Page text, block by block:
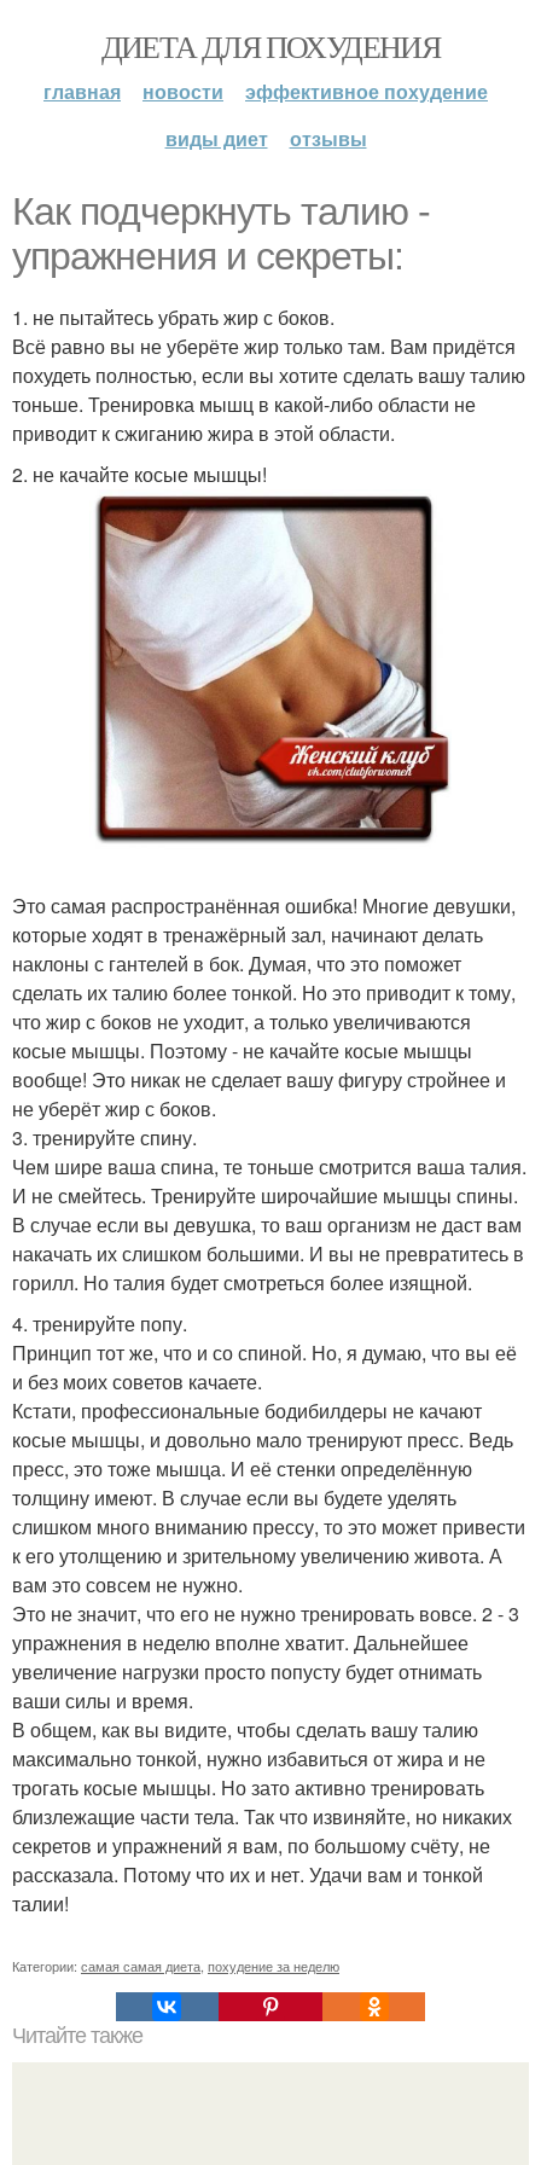
ДИЕТА ДЛЯ ПОХУДЕНИЯ
главная новости
эффективное похудение
виды диет
отзывы
Как подчеркнуть талию -
упражнения и секреты:
1. не пытайтесь убрать жир с боков.
Всё равно вы не уберёте жир только там. Вам придётся
похудеть полностью, если вы хотите сделать вашу талию
тоньше. Тренировка мышц в какой-либо области не
приводит к сжиганию жира в этой области.
2. не качайте косые мышцы!
Это самая распространённая ошибка! Многие девушки,
которые ходят в тренажёрный зал, начинают делать
наклоны с гантелей в бок. Думая, что это поможет
сделать их талию более тонкой. Но это приводит к тому,
что жир с боков не уходит, а только увеличиваются
косые мышцы. Поэтому - не качайте косые мышцы
вообще! Это никак не сделает вашу фигуру стройнее и
не уберёт жир с боков.
3. тренируйте спину.
Чем шире ваша спина, те тоньше смотрится ваша талия.
И не смейтесь. Тренируйте широчайшие мышцы спины.
В случае если вы девушка, то ваш организм не даст вам
накачать их слишком большими. И вы не превратитесь в
горилл. Но талия будет смотреться более изящной.
4. тренируйте попу.
Принцип тот же, что и со спиной. Но, я думаю, что вы её
и без моих советов качаете.
Кстати, профессиональные бодибилдеры не качают
косые мышцы, и довольно мало тренируют пресс. Ведь
пресс, это тоже мышца. И её стенки определённую
толщину имеют. В случае если вы будете уделять
слишком много вниманию прессу, то это может привести
к его утолщению и зрительному увеличению живота. А
вам это совсем не нужно.
Это не значит, что его не нужно тренировать вовсе. 2 - 3
упражнения в неделю вполне хватит. Дальнейшее
увеличение нагрузки просто попусту будет отнимать
ваши силы и время.
В общем, как вы видите, чтобы сделать вашу талию
максимально тонкой, нужно избавиться от жира и не
трогать косые мышцы. Но зато активно тренировать
близлежащие части тела. Так что извиняйте, но никаких
секретов и упражнений я вам, по большому счёту, не
рассказала. Потому что их и нет. Удачи вам и тонкой
талии!
Категории: самая самая диета похудение за неделю
Читайте также